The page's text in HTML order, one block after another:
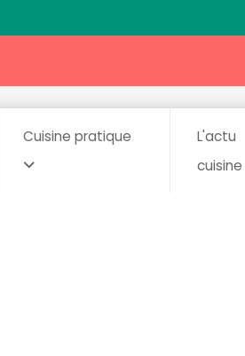
Cuisine pratique
L'actu
cuisine